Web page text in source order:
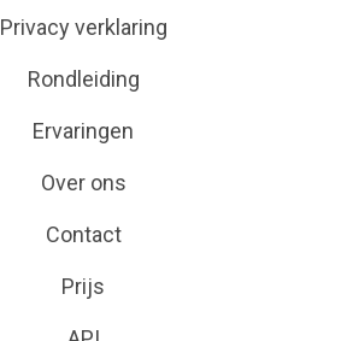
Privacy verklaring
Rondleiding
Ervaringen
Over ons
Contact
Prijs